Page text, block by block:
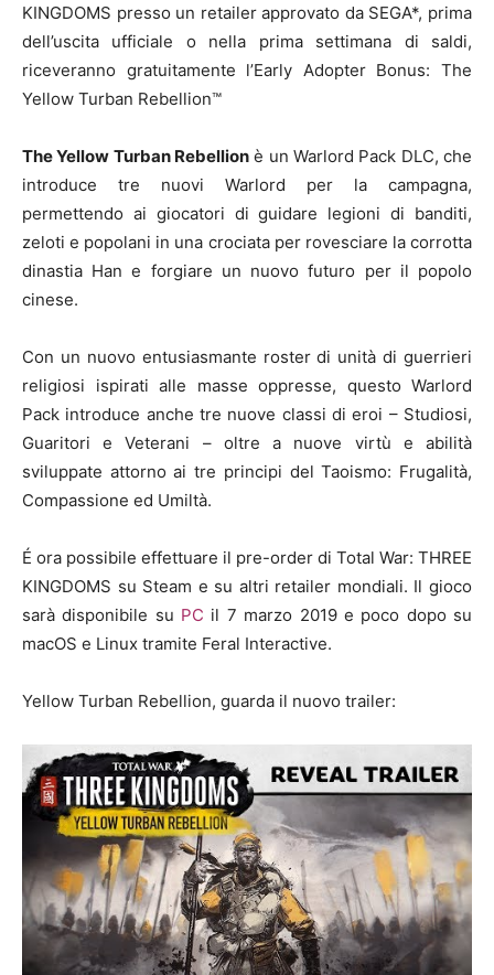
KINGDOMS presso un retailer approvato da SEGA*, prima
dell’uscita ufficiale o nella prima settimana di saldi,
riceveranno gratuitamente l’Early Adopter Bonus: The
Yellow Turban Rebellion™
The Yellow Turban Rebellion è un Warlord Pack DLC, che
introduce tre nuovi Warlord per la campagna,
permettendo ai giocatori di guidare legioni di banditi,
zeloti e popolani in una crociata per rovesciare la corrotta
dinastia Han e forgiare un nuovo futuro per il popolo
cinese.
Con un nuovo entusiasmante roster di unità di guerrieri
religiosi ispirati alle masse oppresse, questo Warlord
Pack introduce anche tre nuove classi di eroi – Studiosi,
Guaritori e Veterani – oltre a nuove virtù e abilità
sviluppate attorno ai tre principi del Taoismo: Frugalità,
Compassione ed Umiltà.
É ora possibile effettuare il pre-order di Total War: THREE
KINGDOMS su Steam e su altri retailer mondiali. Il gioco
sarà disponibile su PC il 7 marzo 2019 e poco dopo su
macOS e Linux tramite Feral Interactive.
Yellow Turban Rebellion, guarda il nuovo trailer: